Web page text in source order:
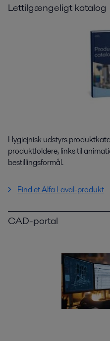
Lettilgængeligt katalog
Hygiejnisk udstyrs
produktfoldere, links til
bestillingsformål.
Find et Alfa Laval-produkt
CAD-portal